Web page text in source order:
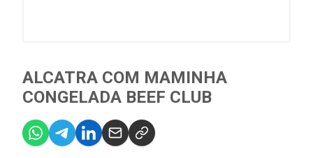
ALCATRA COM MAMINHA
CONGELADA BEEF CLUB